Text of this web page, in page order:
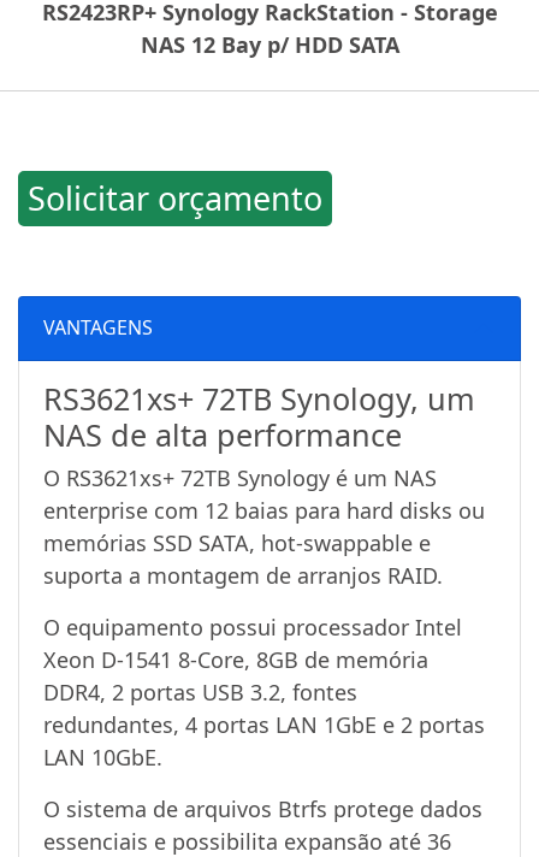
RS2423RP+ Synology RackStation - Storage
NAS 12 Bay p/ HDD SATA
Solicitar orçamento
VANTAGENS
RS3621xs+ 72TB Synology, um
NAS de alta performance
O RS3621xs+ 72TB Synology é um NAS
enterprise com 12 baias para hard disks ou
memórias SSD SATA, hot-swappable e
suporta a montagem de arranjos RAID.
O equipamento possui processador Intel
Xeon D-1541 8-Core, 8GB de memória
DDR4, 2 portas USB 3.2, fontes
redundantes, 4 portas LAN 1GbE e 2 portas
LAN 10GbE.
O sistema de arquivos Btrfs protege dados
essenciais e possibilita expansão até 36